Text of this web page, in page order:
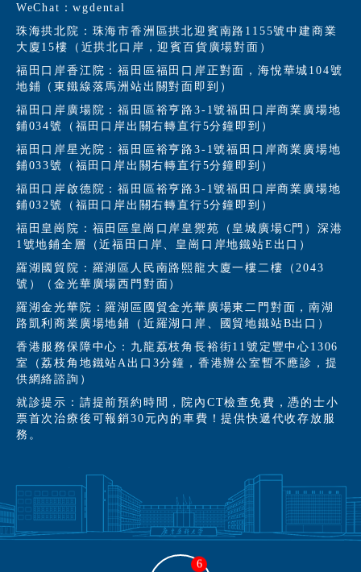
WeChat：wgdental
珠海拱北院：珠海市香洲區拱北迎賓南路1155號中建商業
大廈15樓（近拱北口岸，迎賓百貨廣場對面）
福田口岸香江院：福田區福田口岸正對面，海悅華城104號
地鋪（東鐵線落馬洲站出關對面即到）
福田口岸廣場院：福田區裕亨路3-1號福田口岸商業廣場地
鋪034號（福田口岸出關右轉直行5分鐘即到）
福田口岸星光院：福田區裕亨路3-1號福田口岸商業廣場地
鋪033號（福田口岸出關右轉直行5分鐘即到）
福田口岸啟德院：福田區裕亨路3-1號福田口岸商業廣場地
鋪032號（福田口岸出關右轉直行5分鐘即到）
福田皇崗院：福田區皇崗口岸皇禦苑（皇城廣場C門）深港
1號地鋪全層（近福田口岸、皇崗口岸地鐵站E出口）
羅湖國貿院：羅湖區人民南路熙龍大廈一樓二樓（2043
號）（金光華廣場西門對面）
羅湖金光華院：羅湖區國貿金光華廣場東二門對面，南湖
路凱利商業廣場地鋪（近羅湖口岸、國貿地鐵站B出口）
香港服務保障中心：九龍荔枝角長裕街11號定豐中心1306
室（荔枝角地鐵站A出口3分鐘，香港辦公室暫不應診，提
供網絡諮詢）
就診提示：請提前預約時間，院內CT檢查免費，憑的士小
票首次治療後可報銷30元內的車費！提供快遞代收存放服
務。
6